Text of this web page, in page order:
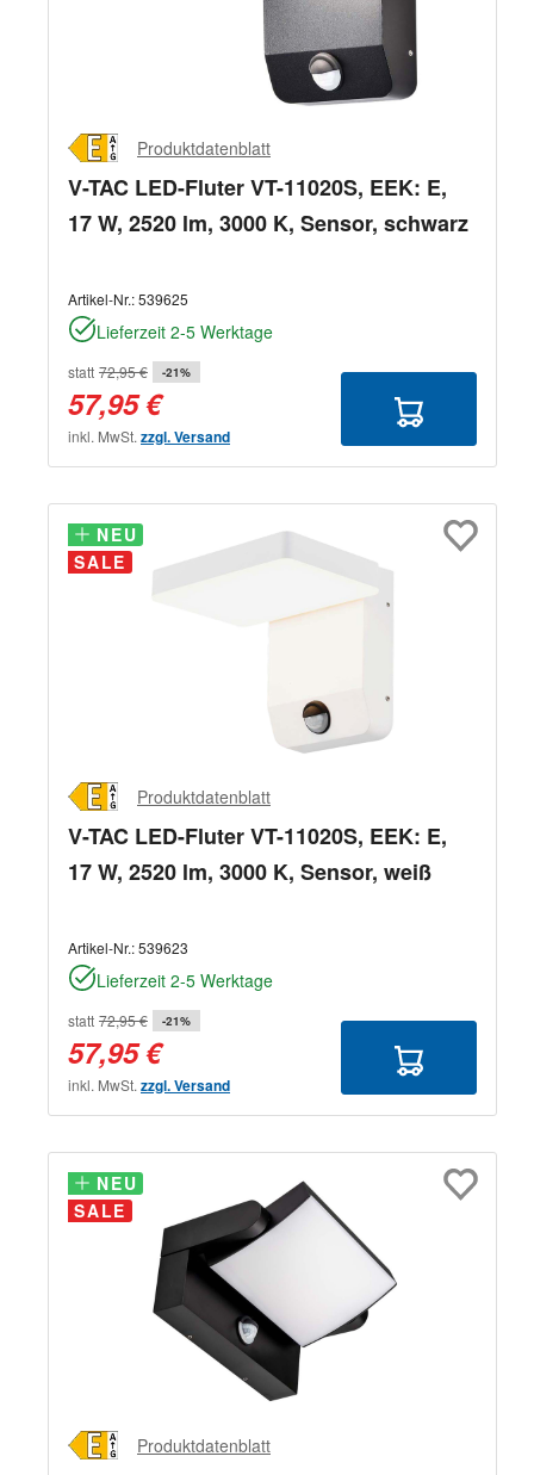
Produktdatenblatt
V-TAC LED-Fluter VT-11020S, EEK: E,
17 W, 2520 lm, 3000 K, Sensor, schwarz
Artikel-Nr.:539625
Lieferzeit 2-5 Werktage
statt 72,95 € -21%
57,95 €
inkl. MwSt. zzgl. Versand
NEU
SALE
NEU
Produktdatenblatt
V-TAC LED-Fluter VT-11020S, EEK: E,
17 W, 2520 lm, 3000 K, Sensor, weiß
Artikel-Nr.:539623
Lieferzeit 2-5 Werktage
statt 72,95 € -21%
57,95 €
inkl. MwSt. zzgl. Versand
NEU
SALE
NEU
Produktdatenblatt